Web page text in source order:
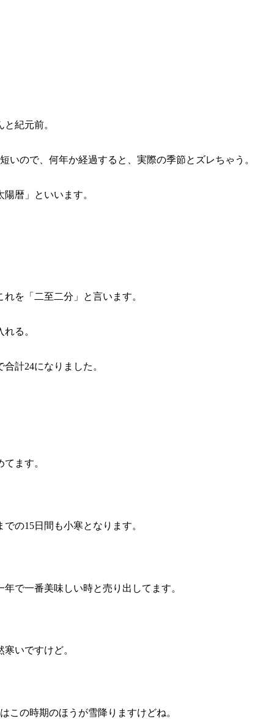
紀元前。
ので、何年か経過すると、実際の季節とズレちゃう。
暦」といいます。
れを「二至二分」と言います。
る。
計24になりました。
ます。
の15日間も小寒となります。
で一番美味しい時と売り出してます。
いですけど。
この時期のほうが雪降りますけどね。